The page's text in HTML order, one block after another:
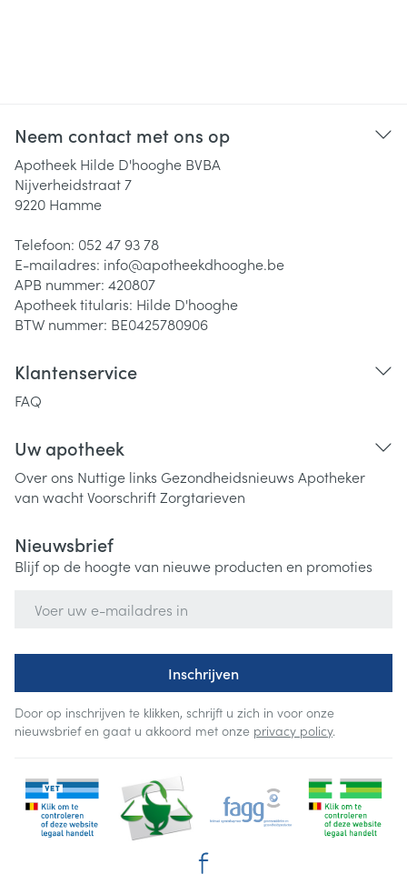
Neem contact met ons op
Apotheek Hilde D'hooghe BVBA
Nijverheidstraat 7
9220 Hamme
Telefoon: 052 47 93 78
E-mailadres: info@apotheekdhooghe.be
APB nummer: 420807
Apotheek titularis: Hilde D'hooghe
BTW nummer: BE0425780906
Klantenservice
FAQ
Uw apotheek
Over ons Nuttige links Gezondheidsnieuws Apotheker
van wachtVoorschriftZorgtarieven
Nieuwsbrief
Blijf op de hoogte van nieuwe producten en promoties
Inschrijven
Door op inschrijven te klikken, schrijft u zich in voor onze
nieuwsbrief en gaat u akkoord met onze privacy policy.